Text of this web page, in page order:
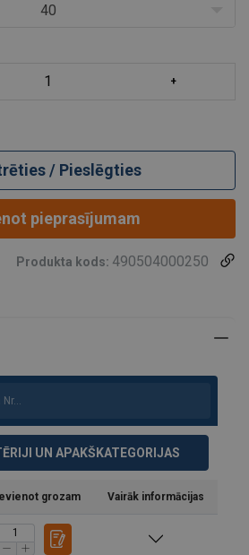
40
/ Pieslēgties
pieprasījumam
Produkta kods: 490504000250
UN APAKŠKATEGORIJAS
grozam Vairāk informācijas